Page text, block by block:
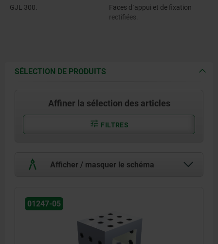
GJL 300.
Faces d´appui et de fixation
rectifiées.
SÉLECTION DE PRODUITS
Affiner la sélection des articles
FILTRES
Afficher / masquer le schéma
01247-05